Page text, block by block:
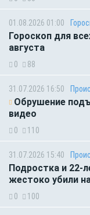
01.08.2026 01:00
Гороскоп для
августа
0 88
31.07.2026 16:50
Обрушение
видео
0 110
31.07.2026 15:40
Подростка и 22-
жестоко убили
0 100